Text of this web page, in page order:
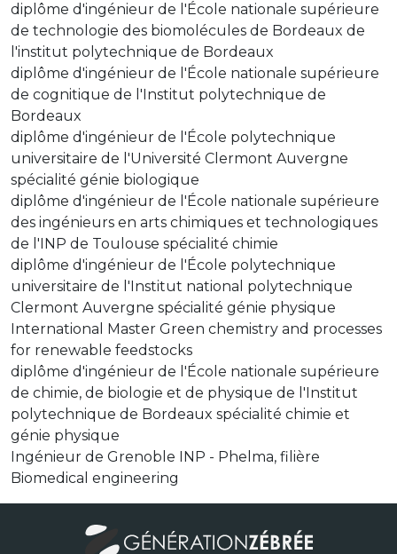
diplôme d'ingénieur de l'École nationale supérieure
de technologie des biomolécules de Bordeaux de
l'institut polytechnique de Bordeaux
diplôme d'ingénieur de l'École nationale supérieure
de cognitique de l'Institut polytechnique de
Bordeaux
diplôme d'ingénieur de l'École polytechnique
universitaire de l'Université Clermont Auvergne
spécialité génie biologique
diplôme d'ingénieur de l'École nationale supérieure
des ingénieurs en arts chimiques et technologiques
de l'INP de Toulouse spécialité chimie
diplôme d'ingénieur de l'École polytechnique
universitaire de l'Institut national polytechnique
Clermont Auvergne spécialité génie physique
International Master Green chemistry and processes
for renewable feedstocks
diplôme d'ingénieur de l'École nationale supérieure
de chimie, de biologie et de physique de l'Institut
polytechnique de Bordeaux spécialité chimie et
génie physique
Ingénieur de Grenoble INP - Phelma, filière
Biomedical engineering